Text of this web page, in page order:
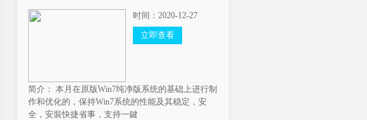
时间：2020-12-27
立即查看
简介： 本月在原版Win7纯净版系统的基础上进行制
作和优化的，保持Win7系统的性能及其稳定，安
全，安裝快捷省事，支持一鍵